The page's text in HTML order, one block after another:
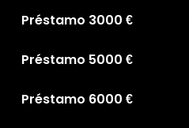
Préstamo 3000 €
Préstamo 5000 €
Préstamo 6000 €